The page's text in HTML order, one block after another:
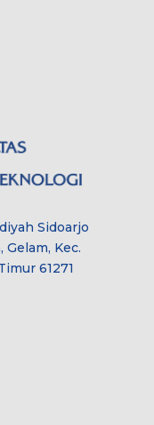
Sidoarjo
Gelam, Kec.
61271